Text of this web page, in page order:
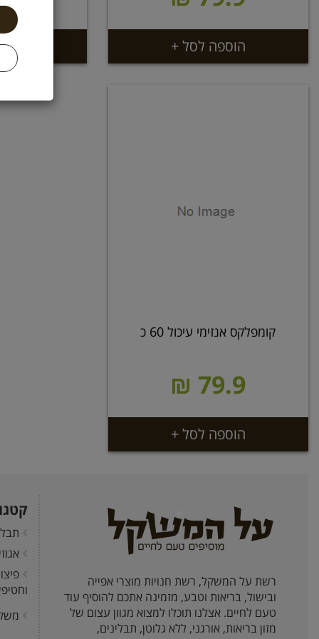
הוספה לסל +
קומפלקס אנזימי עיכול 60 כ
79.9 ₪
הוספה לסל +
רשת על המשקל, רשת חנויות מוצרי אפייה
ובישול, בריאות וטבע, מזמינה אתכם להוסיף עוד
טעם לחיים. אצלנו תוכלו למצוא מגוון עצום של
מזון בריאות, אורגני, ללא גלוטן, תבלינים,